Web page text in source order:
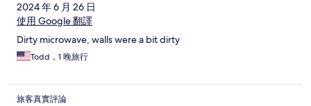
2024 年 6 月 26 日
使用 Google 翻譯
Dirty microwave, walls were a bit dirty
Todd，1 晚旅行
旅客真實評論